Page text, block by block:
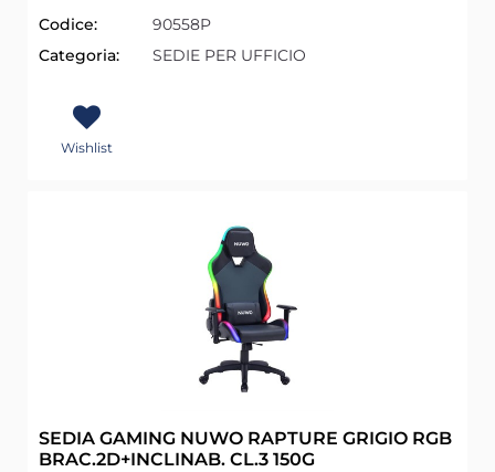
Codice:
90558P
Categoria:
SEDIE PER UFFICIO
Wishlist
SEDIA GAMING NUWO RAPTURE GRIGIO RGB
BRAC.2D+INCLINAB. CL.3 150G